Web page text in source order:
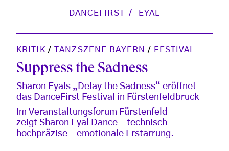
DANCEFIRST EYAL
KRITIK / TANZSZENE BAYERN / FESTIVAL
Suppress the Sadness
Sharon Eyals „Delay the Sadness“ eröffnet
das DanceFirst Festival in Fürstenfeldbruck
Im Veranstaltungsforum Fürstenfeld
zeigt Sharon Eyal Dance - technisch
hochpräzise - emotionale Erstarrung.